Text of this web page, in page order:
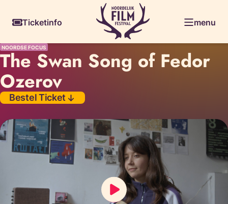
Ticketinfo
menu
NOORDSE FOCUS
The Swan Song of Fedor
Ozerov
Bestel Ticket